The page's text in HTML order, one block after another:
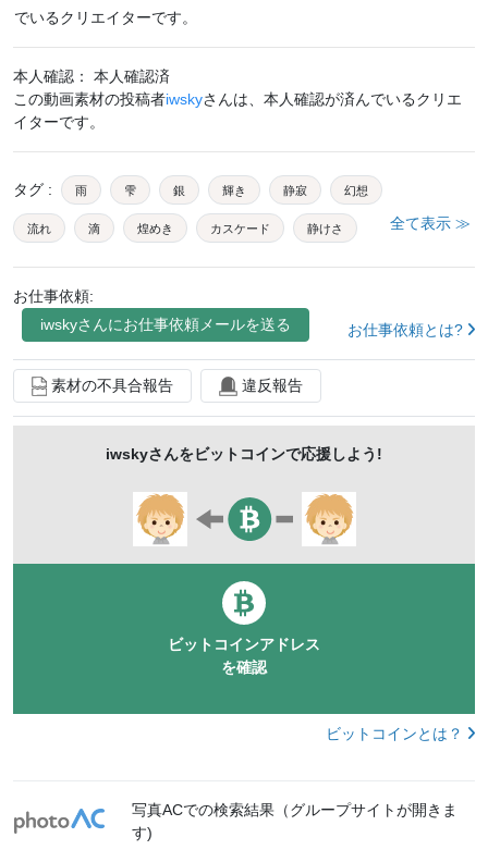
でいるクリエイターです。
本人確認： 本人確認済
この動画素材の投稿者iwskyさんは、本人確認が済んでいるクリエ
イターです。
タグ : 雨 雫 銀 輝き 静寂 幻想
流れ 滴 煌めき カスケード 静けさ
波紋 落下 風 透明 優雅 水
軽やか
旋律 ゆらぎ 降り注ぐ 夢 儚い
繊細 雨粒 静か しっとり 響き
広がり 舞 浸透 透明感 夜 詩的
自然 瞑想 神秘
ai生成ツール使用素材
全て表示 ≫
お仕事依頼:
iwskyさんにお仕事依頼メールを送る お仕事依頼とは?
素材の不具合報告 違反報告
iwskyさんをビットコインで応援しよう!
ビットコインアドレス
を確認
ビットコインとは？
写真ACでの検索結果（グループサイトが開きま
す)